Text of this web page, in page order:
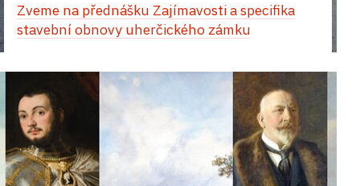
24. srpna,zámek Opočno
italskou a neapolskou malbu
Zveme na přednášku Zajímavosti a specifika
stavební obnovy uherčického zámku